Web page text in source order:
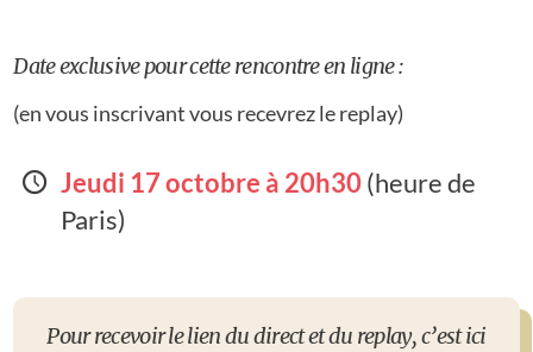
Date exclusive pour cette rencontre en ligne :
(en vous inscrivant vous recevrez le replay)
Jeudi 17 octobre à 20h30(heure de
Paris)
Pour recevoir le lien du direct et du replay, c’est ici